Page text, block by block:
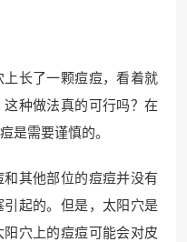
长了一颗痘痘，看着就
种做法真的可行吗？在
是需要谨慎的。
其他部位的痘痘并没有
起的。但是，太阳穴是
穴上的痘痘可能会对皮